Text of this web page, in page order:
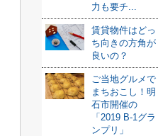
力も要チ...
賃貸物件はどっ
ち向きの方角が
良いの？
ご当地グルメで
まちおこし！明
石市開催の
「2019 B-1グラ
ンプリ」